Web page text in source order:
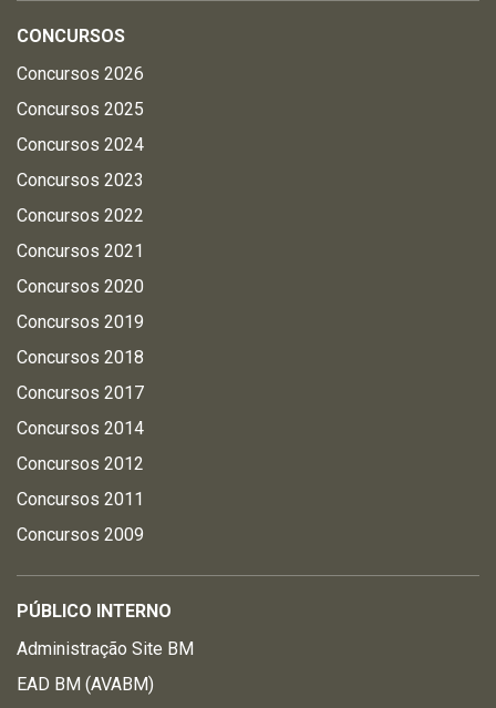
CONCURSOS
Concursos 2026
Concursos 2025
Concursos 2024
Concursos 2023
Concursos 2022
Concursos 2021
Concursos 2020
Concursos 2019
Concursos 2018
Concursos 2017
Concursos 2014
Concursos 2012
Concursos 2011
Concursos 2009
PÚBLICO INTERNO
Administração Site BM
EAD BM (AVABM)